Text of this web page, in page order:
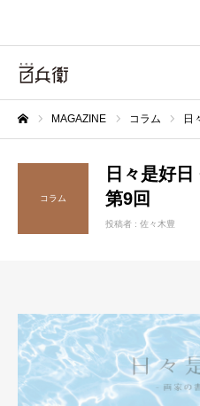
MAGAZINE コラム 日
コラム
日々是好
第9回
投稿者 : 佐々木豊